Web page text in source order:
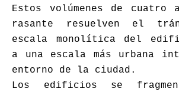
Estos volúmenes de cuatro
rasante resuelven el
escala monolítica del
a una escala más urbana
entorno de la ciudad.
Los edificios se